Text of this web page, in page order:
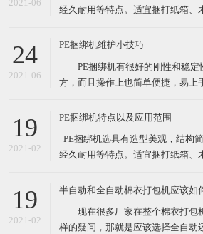
2021-06
经久耐用等特点。适宜捆打纸箱、
其体积小巧、维修起来比较简易，
捆包机的电熔粘合效果，又可解决
24
2021-06
PE捆绑机维护小技巧
PE捆绑机有很好的刚性和稳定
方，而且操作上也简单便捷，易上
开始使用PE捆绑机的厂家对了PE捆
约了人力运输费。 PE捆绑机广
医药、五金、化工
19
2021-02
PE捆绑机特点以及应用范围
PE捆绑机选具有造型美观，结构
经久耐用等特点。适宜捆打纸箱、
其体积小巧、维修起来比较简易，
捆包机的电熔粘合效果，又可解决
19
2021-02
半自动和全自动棉衣打包机应该如
现在很多厂家在整个棉衣打包
样的疑问，那就是应该选择全自动